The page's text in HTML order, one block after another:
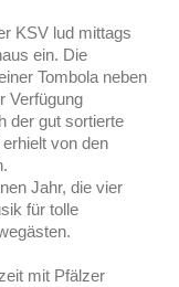
KSV lud mittags
ein. Die
Tombola neben
Verfügung
der gut sortierte
von den
Jahr, die vier
für tolle
mit Pfälzer